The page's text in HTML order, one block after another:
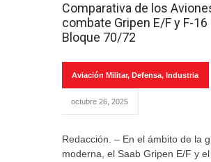
Comparativa de los
combate Gripen E/F y F-16
Bloque 70/72
Aviación Militar, Defensa, Industria
octubre 26, 2025
Redacción. – En el ámbito de la
moderna, el Saab Gripen E/F y